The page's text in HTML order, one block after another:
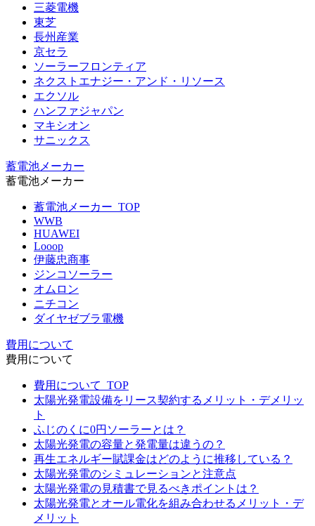
三菱電機
東芝
長州産業
京セラ
ソーラーフロンティア
ネクストエナジー・アンド・リソース
エクソル
ハンファジャパン
マキシオン
サニックス
蓄電池メーカー
蓄電池メーカー
蓄電池メーカー_TOP
WWB
HUAWEI
Looop
伊藤忠商事
ジンコソーラー
オムロン
ニチコン
ダイヤゼブラ電機
費用について
費用について
費用について_TOP
太陽光発電設備をリース契約するメリット・デメリッ
ト
ふじのくに0円ソーラーとは？
太陽光発電の容量と発電量は違うの？
再生エネルギー賦課金はどのように推移している？
太陽光発電のシミュレーションと注意点
太陽光発電の見積書で見るべきポイントは？
太陽光発電とオール電化を組み合わせるメリット・デ
メリット